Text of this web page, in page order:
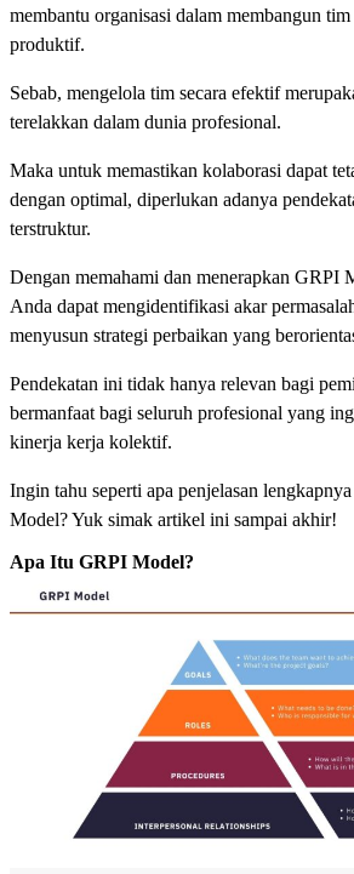
membantu organisasi dalam membangun
produktif.
Sebab, mengelola tim secara efektif
terelakkan dalam dunia profesional.
Maka untuk memastikan kolaborasi dapat
dengan optimal, diperlukan adanya
terstruktur.
Dengan memahami dan menerapkan GRPI
Anda dapat mengidentifikasi akar
menyusun strategi perbaikan yang
Pendekatan ini tidak hanya relevan bagi
bermanfaat bagi seluruh profesional yang
kinerja kerja kolektif.
Ingin tahu seperti apa penjelasan
Model? Yuk simak artikel ini sampai akhir!
Apa Itu GRPI Model?